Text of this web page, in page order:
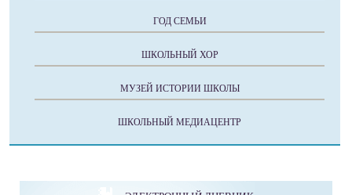
ГОД СЕМЬИ
ШКОЛЬНЫЙ ХОР
МУЗЕЙ ИСТОРИИ ШКОЛЫ
ШКОЛЬНЫЙ МЕДИАЦЕНТР